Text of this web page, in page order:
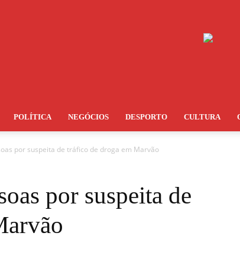
POLÍTICA NEGÓCIOS DESPORTO CULTURA
por suspeita de tráfico de droga em Marvão
por suspeita de